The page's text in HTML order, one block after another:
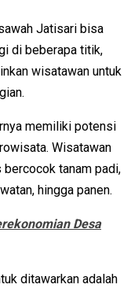
Jatisari bisa
di beberapa titik,
wisatawan untuk
memiliki potensi
Wisatawan
tanam padi,
hingga panen.
Desa
ditawarkan adalah